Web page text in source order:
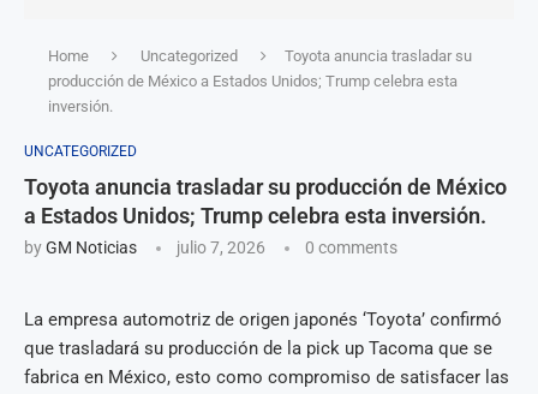
Home Uncategorized
Toyota anuncia trasladar su
producción de México a Estados Unidos; Trump celebra esta
inversión.
UNCATEGORIZED
Toyota anuncia trasladar su producción de México
a Estados Unidos; Trump celebra esta inversión.
byGM Noticias julio 7, 2026 0 comments
La empresa automotriz de origen japonés ‘Toyota’ confirmó
que trasladará su producción de la pick up Tacoma que se
fabrica en México, esto como compromiso de satisfacer las